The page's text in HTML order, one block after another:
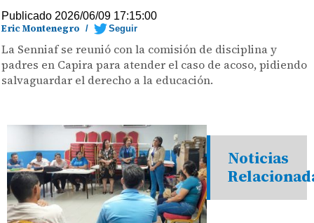
Publicado 2026/06/09 17:15:00
Eric Montenegro / Seguir
La Senniaf se reunió con la comisión de disciplina y
padres en Capira para atender el caso de acoso, pidiendo
salvaguardar el derecho a la educación.
Noticias